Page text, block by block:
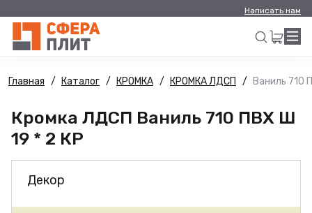
Написать нам
Искать
Главная Каталог КРОМКА КРОМКА ЛДСП Ваниль 710
Кромка ЛДСП Ваниль 710 ПВХ Ш
19 * 2 КР
Декор